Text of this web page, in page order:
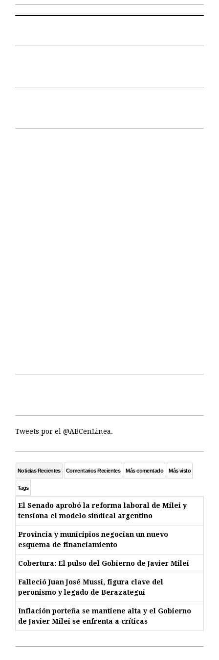
Tweets por el @ABCenLinea.
Noticias Recientes Comentarios Recientes Más comentado Más visto
Tags
El Senado aprobó la reforma laboral de Milei y
tensiona el modelo sindical argentino
Provincia y municipios negocian un nuevo
esquema de financiamiento
Cobertura: El pulso del Gobierno de Javier Milei
Falleció Juan José Mussi, figura clave del
peronismo y legado de Berazategui
Inflación porteña se mantiene alta y el Gobierno
de Javier Milei se enfrenta a críticas